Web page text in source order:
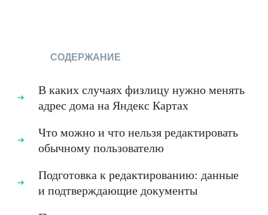
СОДЕРЖАНИЕ
В каких случаях физлицу нужно менять
адрес дома на Яндекс Картах
Что можно и что нельзя редактировать
обычному пользователю
Подготовка к редактированию: данные
и подтверждающие документы